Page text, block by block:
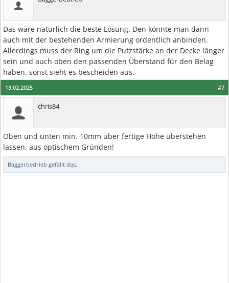
Das wäre natürlich die beste Lösung. Den könnte man dann
auch mit der bestehenden Armierung ordentlich anbinden.
Allerdings muss der Ring um die Putzstärke an der Decke länger
sein und auch oben den passenden Überstand für den Belag
haben, sonst sieht es bescheiden aus.
#7
13.02.2025
chris84
Oben und unten min. 10mm über fertige Höhe überstehen
lassen, aus optischem Gründen!
Baggerbedrieb gefällt das.